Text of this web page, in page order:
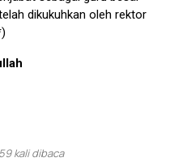
dikukuhkan oleh rektor
kali dibaca